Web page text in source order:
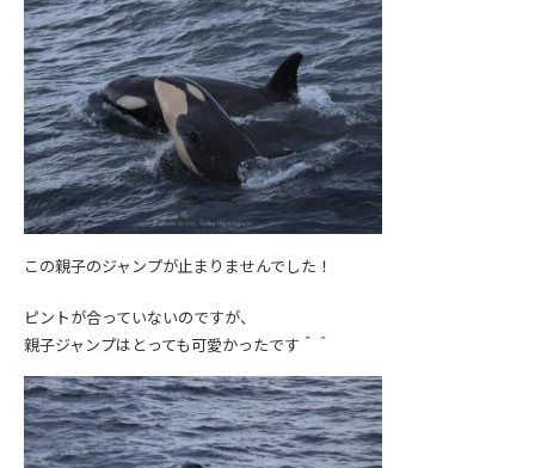
この親子のジャンプが止まりませんでした！
ピントが合っていないのですが、
親子ジャンプはとっても可愛かったです＾＾